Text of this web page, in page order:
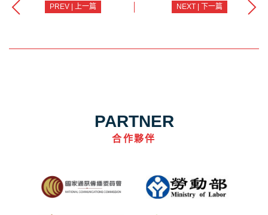
PREV | 上一篇 NEXT | 下一篇
PARTNER
合作夥伴